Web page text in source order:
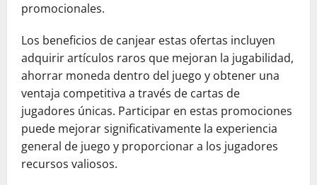
promocionales.
Los beneficios de canjear estas ofertas incluyen
adquirir artículos raros que mejoran la jugabilidad,
ahorrar moneda dentro del juego y obtener una
ventaja competitiva a través de cartas de
jugadores únicas. Participar en estas promociones
puede mejorar significativamente la experiencia
general de juego y proporcionar a los jugadores
recursos valiosos.